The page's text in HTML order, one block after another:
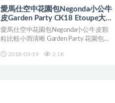
愛馬仕空中花園包Negonda小公牛
皮Garden Party CK18 Etoupe大象
灰30CM
愛馬仕空中花園包Negonda小公牛皮顆
粒比較小而清晰 Garden Party 花園包
2018-03-19
2.1K